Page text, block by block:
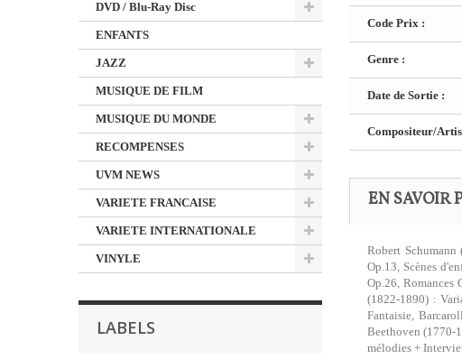
DVD / Blu-Ray Disc
ENFANTS
JAZZ
MUSIQUE DE FILM
MUSIQUE DU MONDE
RECOMPENSES
UVM NEWS
VARIETE FRANCAISE
VARIETE INTERNATIONALE
VINYLE
LABELS
Code Prix :
Genre :
Date de Sortie :
Compositeur/
EN SAVOIR
Robert Schumann
Op.13, Scènes
Op.26, Romances
(1822-1890) :
Fantaisie,
Beethoven (1770-
mélodies +